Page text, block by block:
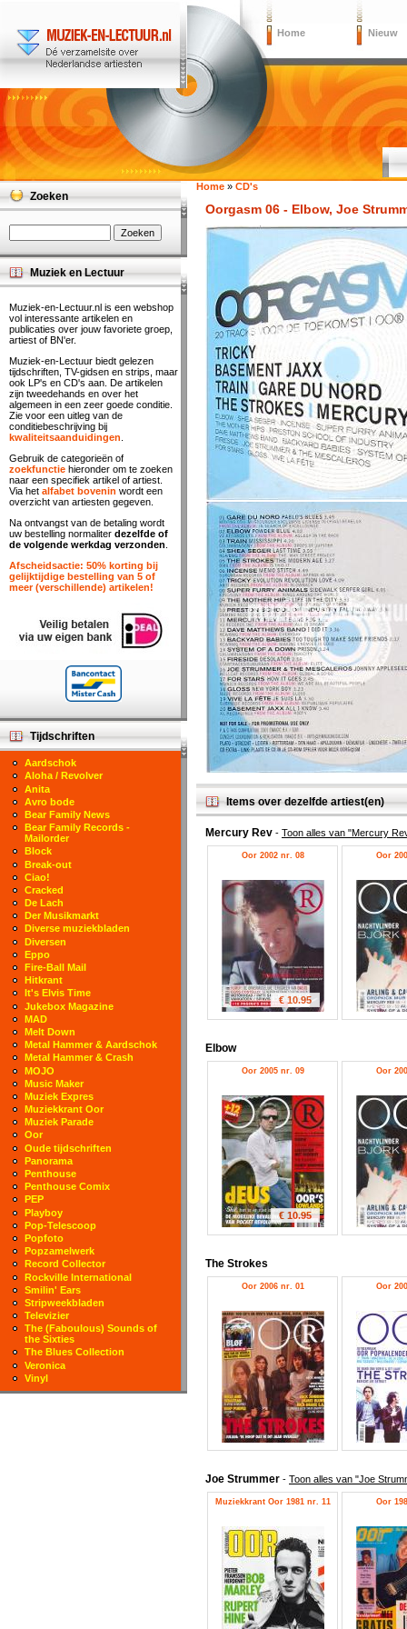
Home Nieuw
Home » CD's
Oorgasm 06 - Elbow, Joe
Items over dezelfde artiest(en)
Mercury Rev - Toon alles van "Mercury
Oor 2002 nr. 08
€ 10.95
Oor
Elbow
Oor 2005 nr. 09
€ 10.95
Oor
The Strokes
Oor 2006 nr. 01 Oor
Joe Strummer - Toon alles van "Joe
Muziekkrant Oor 1981 nr. 11 Oor
Zoeken
Muziek en Lectuur
Muziek-en-Lectuur.nl is een webshop
vol interessante artikelen en
publicaties over jouw favoriete groep,
artiest of BN'er.
Muziek-en-Lectuur biedt gelezen
tijdschriften, TV-gidsen en strips, maar
ook LP's en CD's aan. De artikelen
zijn tweedehands en over het
algemeen in een zeer goede conditie.
Zie voor een uitleg van de
conditiebeschrijving bij
kwaliteitsaanduidingen
Gebruik de categorieën of
zoekfunctie hieronder om te zoeken
naar een specifiek artikel of artiest.
Via het alfabet bovenin wordt een
overzicht van artiesten gegeven.
Na ontvangst van de betaling wordt
uw bestelling normaliter dezelfde of
de volgende werkdag verzonden
Afscheidsactie: 50% korting bij
gelijktijdige bestelling van 5 of
meer (verschillende) artikelen!
Tijdschriften
Aardschok
Aloha / Revolver
Anita
Avro bode
Bear Family News
Bear Family Records -
Mailorder
Block
Break-out
Ciao!
Cracked
De Lach
Der Musikmarkt
Diverse muziekbladen
Diversen
Eppo
Fire-Ball Mail
Hitkrant
It's Elvis Time
Jukebox Magazine
MAD
Melt Down
Metal Hammer & Aardschok
Metal Hammer & Crash
MOJO
Music Maker
Muziek Expres
Muziekkrant Oor
Muziek Parade
Oor
Oude tijdschriften
Panorama
Penthouse
Penthouse Comix
PEP
Playboy
Pop-Telescoop
Popfoto
Popzamelwerk
Record Collector
Rockville International
Smilin' Ears
Stripweekbladen
Televizier
The (Faboulous) Sounds of
the Sixties
The Blues Collection
Veronica
Vinyl